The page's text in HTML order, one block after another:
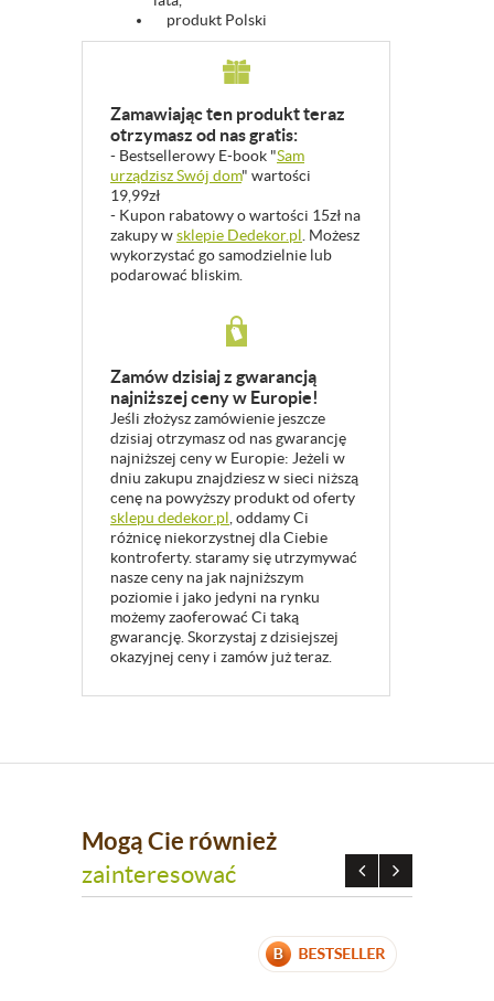
produkt Polski
Zamawiając ten produkt teraz
otrzymasz od nas gratis:
- Bestsellerowy E-book "Sam
urządzisz Swój dom" wartości
19,99zł
- Kupon rabatowy o wartości 15zł na
zakupy wsklepie Dedekor.pl. Możesz
wykorzystać go samodzielnie lub
podarować bliskim.
Zamów dzisiaj z gwarancją
najniższej ceny w Europie!
Jeśli złożysz zamówienie jeszcze
dzisiaj otrzymasz od nas gwarancję
najniższej ceny w Europie: Jeżeli w
dniu zakupu znajdziesz w sieci niższą
cenę na powyższy produkt od oferty
sklepu dedekor.pl, oddamy Ci
różnicę niekorzystnej dla Ciebie
kontroferty. staramy się utrzymywać
nasze ceny na jak najniższym
poziomie i jako jedyni na rynku
możemy zaoferować Ci taką
gwarancję. Skorzystaj z dzisiejszej
okazyjnej ceny i zamów już teraz.
Mogą Cie również
zainteresować